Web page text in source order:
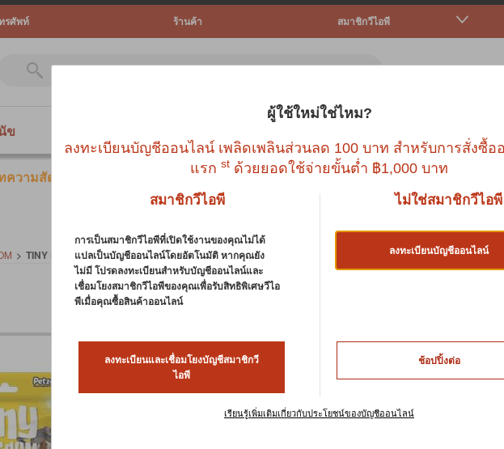
รศัพท์ ร้านค้า สมาชิกวีไอพี
ข
วามสัตว์เลี้ยง
> TINY KINGDOM TREATS NUTTY MIX 50G
TINY KINGDOM TREATS
หน่วยในการจัดเก็บสินค้า : TKT04
ผู้ใช้ใหม่ใช่ไหม?
ลงทะเบียนบัญชีออนไลน์ เพลิดเพลินส่วนลด 100 บาท สำหรับการสั่งซื้อ
แรก st ด้วยยอดใช้จ่ายขั้นต่ำ ฿1,000 บาท
สมาชิกวีไอพี ไม่ใช่สมาชิกวีไอพี
การเป็นสมาชิกวีไอพีที่เปิดใช้งานของคุณไม่ได้
แปลเป็นบัญชีออนไลน์โดยอัตโนมัติ หากคุณยัง
ไม่มี โปรดลงทะเบียนสำหรับบัญชีออนไลน์และ
เชื่อมโยงสมาชิกวีไอพีของคุณเพื่อรับสิทธิพิเศษวีไอ
พีเมื่อคุณซื้อสินค้าออนไลน์
ลงทะเบียนบัญชีออนไลน์
ลงทะเบียนและเชื่อมโยงบัญชีสมาชิกวี
ไอพี
ช้อปปิ้งต่อ
เรียนรู้เพิ่มเติมเกี่ยวกับประโยชน์ของบัญชีออนไลน์